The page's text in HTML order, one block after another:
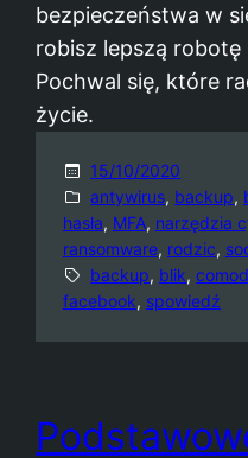
bezpieczeństwa w
robisz lepszą
Pochwal się, które
życie.
15/10/2020
antywirus, backup,
hasła, MFA, narzędzia
ransomware, rodzic,
backup, blik,
facebook, spowiedź